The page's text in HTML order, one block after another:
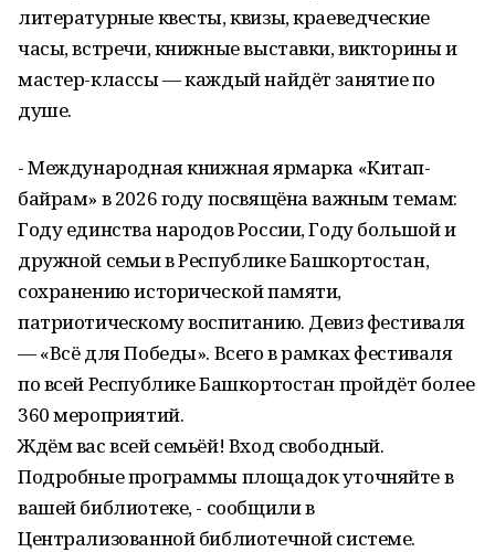
литературные квесты, квизы, краеведческие
часы, встречи, книжные выставки, викторины и
мастер-классы — каждый найдёт занятие по
душе.
- Международная книжная ярмарка «Китап-
байрам» в 2026 году посвящёна важным темам:
Году единства народов России, Году большой и
дружной семьи в Республике Башкортостан,
сохранению исторической памяти,
патриотическому воспитанию. Девиз фестиваля
— «Всё для Победы». Всего в рамках фестиваля
по всей Республике Башкортостан пройдёт более
360 мероприятий.
Ждём вас всей семьёй! Вход свободный.
Подробные программы площадок уточняйте в
вашей библиотеке, - сообщили в
Централизованной библиотечной системе.